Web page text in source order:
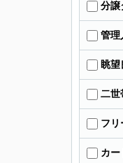
分譲
管理
眺望
二世
フリ
カー